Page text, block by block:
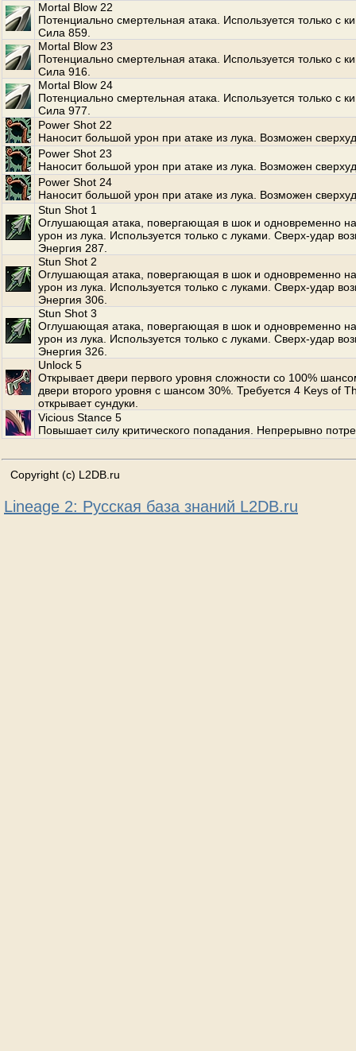
Mortal Blow 22
Потенциально смертельная атака. Используется только с
Сила 859.
Mortal Blow 23
Потенциально смертельная атака. Используется только с
Сила 916.
Mortal Blow 24
Потенциально смертельная атака. Используется только с
Сила 977.
Power Shot 22
Наносит большой урон при атаке из лука. Возможен
Power Shot 23
Наносит большой урон при атаке из лука. Возможен
Power Shot 24
Наносит большой урон при атаке из лука. Возможен
Stun Shot 1
Оглушающая атака, повергающая в шок и одновременно
урон из лука. Используется только с луками. Сверх-удар
Энергия 287.
Stun Shot 2
Оглушающая атака, повергающая в шок и одновременно
урон из лука. Используется только с луками. Сверх-удар
Энергия 306.
Stun Shot 3
Оглушающая атака, повергающая в шок и одновременно
урон из лука. Используется только с луками. Сверх-удар
Энергия 326.
Unlock 5
Открывает двери первого уровня сложности со 100%
двери второго уровня с шансом 30%. Требуется 4 Keys of
открывает сундуки.
Vicious Stance 5
Повышает силу критического попадания. Непрерывно
Copyright (c) L2DB.ru
Lineage 2: Русская база знаний L2DB.ru